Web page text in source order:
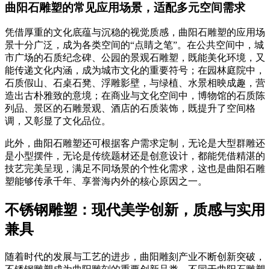
曲阳石雕塑的常见应用场景，适配多元空间需求
凭借厚重的文化底蕴与沉稳的视觉质感，曲阳石雕塑的应用场
景十分广泛，成为各类空间的“点睛之笔”。在公共空间中，城
市广场的石质纪念碑、公园的景观石雕塑，既能美化环境，又
能传递文化内涵，成为城市文化的重要符号；在园林庭院中，
石质假山、石桌石凳、浮雕影壁，与绿植、水景相映成趣，营
造出古朴雅致的意境；在商业与文化空间中，博物馆的石质陈
列品、景区的石雕景观、酒店的石质装饰，既提升了空间格
调，又彰显了文化品位。
此外，曲阳石雕塑还可根据客户需求定制，无论是大型群雕还
是小型摆件，无论是传统题材还是创意设计，都能凭借精湛的
技艺完美呈现，满足不同场景的个性化需求，这也是曲阳石雕
塑能够传承千年、享誉海内外的核心原因之一。
不锈钢雕塑：现代美学创新，质感与实用
兼具
随着时代的发展与工艺的进步，曲阳雕刻产业不断创新突破，